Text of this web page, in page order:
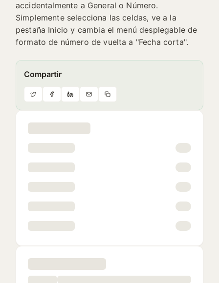
accidentalmente a General o Número.
Simplemente selecciona las celdas, ve a la
pestaña Inicio y cambia el menú desplegable de
formato de número de vuelta a "Fecha corta".
Compartir